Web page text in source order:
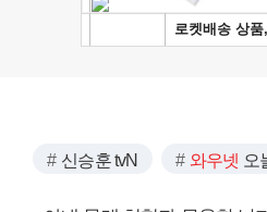
신승훈 tvN 와우넷 오